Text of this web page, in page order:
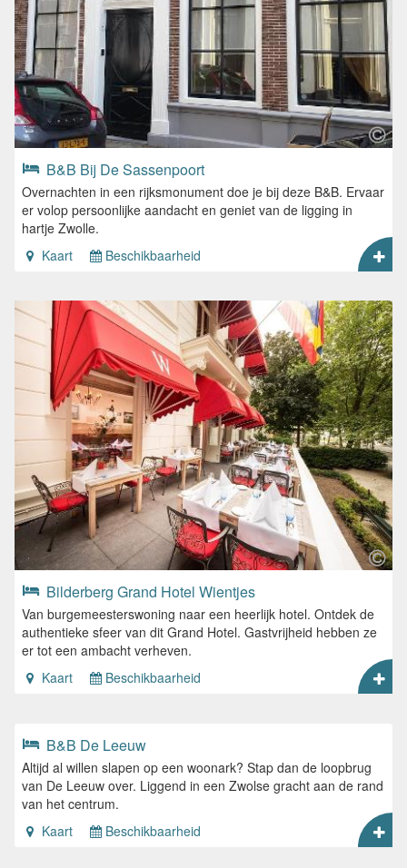
B&B Bij De Sassenpoort
Overnachten in een rijksmonument doe je bij deze B&B. Ervaar
er volop persoonlijke aandacht en geniet van de ligging in
hartje Zwolle.
Kaart
Beschikbaarheid
Bilderberg Grand Hotel Wientjes
Van burgemeesterswoning naar een heerlijk hotel. Ontdek de
authentieke sfeer van dit Grand Hotel. Gastvrijheid hebben ze
er tot een ambacht verheven.
Kaart
Beschikbaarheid
B&B De Leeuw
Altijd al willen slapen op een woonark? Stap dan de loopbrug
van De Leeuw over. Liggend in een Zwolse gracht aan de rand
van het centrum.
Kaart
Beschikbaarheid